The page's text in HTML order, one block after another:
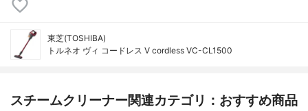
東芝(TOSHIBA)
トルネオ ヴィ コードレス V cordless VC-CL1500
スチームクリーナー関連カテゴリ：おすすめ商品